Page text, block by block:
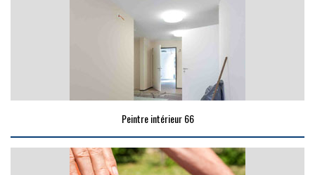
Peintre intérieur 66